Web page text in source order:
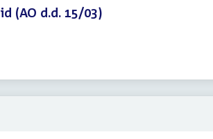
(AO d.d. 15/03)